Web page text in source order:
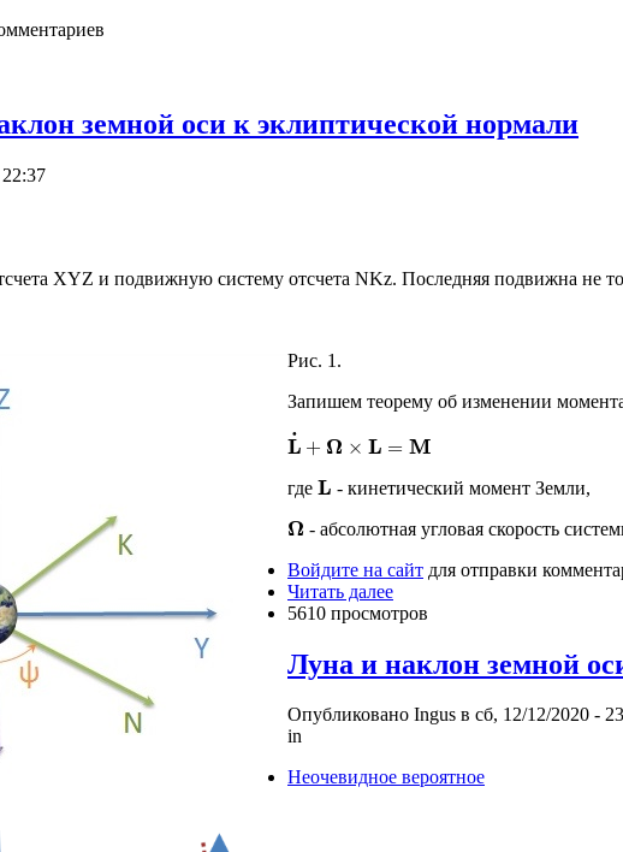
земной оси к эклиптической нормали
XYZ и подвижную систему отсчета NKz. Последняя подвижна не
Рис. 1.
Запишем теорему об изменении
L
˙ + Ω × L = M
L˙ +Ω× L= M
где L
L - кинетический момент Земли,
Ω
Ω - абсолютная угловая скорость
Войдите на сайт для отправки
Читать далее
5610 просмотров
Луна и наклон земной
Опубликовано Ingus в сб, 12/12/2020 -
in
Неочевидное вероятное